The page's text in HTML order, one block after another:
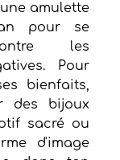
amulette
pour se
les
Pour
bienfaits,
des bijoux
sacré ou
d'image